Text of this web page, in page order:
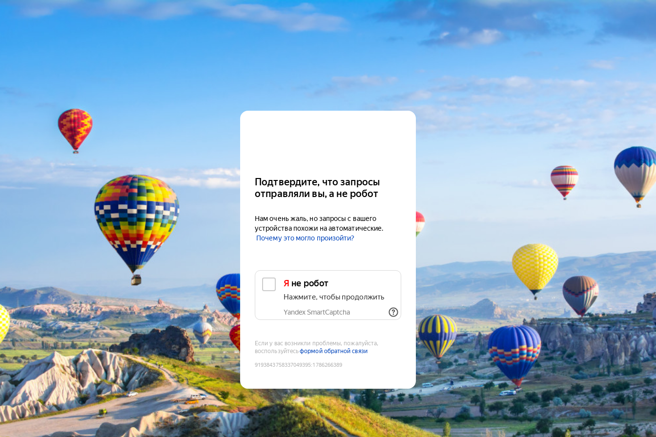
Подтвердите, что запросы
отправляли вы, а не робот
Нам очень жаль, но запросы с вашего
устройства похожи на автоматические.
Почему это могло произойти?
Я не робот
Нажмите, чтобы продолжить
Yandex SmartCaptcha
Если у вас возникли проблемы, пожалуйста,
воспользуйтесьформой обратной связи
9193843758337049395:1786266389